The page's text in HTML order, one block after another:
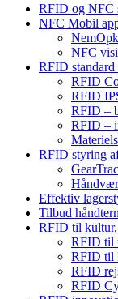
RFID og NFC
NFC Mobil
NFC
RFID standard
RFID
RFID
RFID –
RFID –
RFID styring
Effektiv
Tilbud
RFID til kultur,
RFID til
RFID til
RFID
RFID